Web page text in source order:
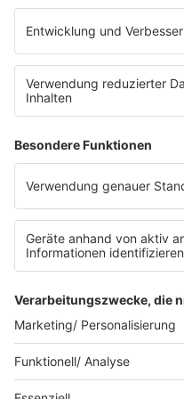
E-Bikes über eine
Impressum
Radioplayer